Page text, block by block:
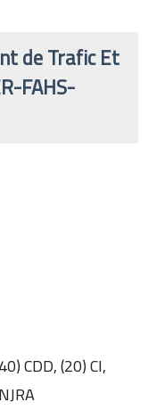
de Trafic Et
FAHS-
CDD, (20) CI,